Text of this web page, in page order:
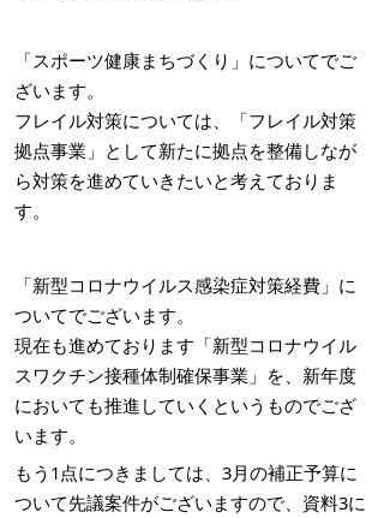
「スポーツ健康まちづくり」についてでご
ざいます。
フレイル対策については、「フレイル対策
拠点事業」として新たに拠点を整備しなが
ら対策を進めていきたいと考えておりま
す。
「新型コロナウイルス感染症対策経費」に
ついてでございます。
現在も進めております「新型コロナウイル
スワクチン接種体制確保事業」を、新年度
においても推進していくというものでござ
います。
もう1点につきましては、3月の補正予算に
ついて先議案件がございますので、資料3に